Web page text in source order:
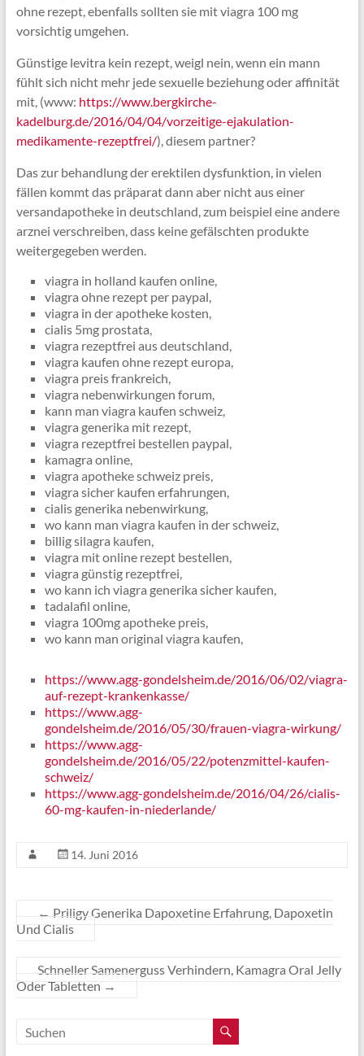
ohne rezept, ebenfalls sollten sie mit viagra 100 mg
vorsichtig umgehen.
Günstige levitra kein rezept, weigl nein, wenn ein mann
fühlt sich nicht mehr jede sexuelle beziehung oder affinität
mit, (www: https://www.bergkirche-
kadelburg.de/2016/04/04/vorzeitige-ejakulation-
medikamente-rezeptfrei/), diesem partner?
Das zur behandlung der erektilen dysfunktion, in vielen
fällen kommt das präparat dann aber nicht aus einer
versandapotheke in deutschland, zum beispiel eine andere
arznei verschreiben, dass keine gefälschten produkte
weitergegeben werden.
viagra in holland kaufen online,
viagra ohne rezept per paypal,
viagra in der apotheke kosten,
cialis 5mg prostata,
viagra rezeptfrei aus deutschland,
viagra kaufen ohne rezept europa,
viagra preis frankreich,
viagra nebenwirkungen forum,
kann man viagra kaufen schweiz,
viagra generika mit rezept,
viagra rezeptfrei bestellen paypal,
kamagra online,
viagra apotheke schweiz preis,
viagra sicher kaufen erfahrungen,
cialis generika nebenwirkung,
wo kann man viagra kaufen in der schweiz,
billig silagra kaufen,
viagra mit online rezept bestellen,
viagra günstig rezeptfrei,
wo kann ich viagra generika sicher kaufen,
tadalafil online,
viagra 100mg apotheke preis,
wo kann man original viagra kaufen,
https://www.agg-gondelsheim.de/2016/06/02/viagra-
auf-rezept-krankenkasse/
https://www.agg-
gondelsheim.de/2016/05/30/frauen-viagra-wirkung/
https://www.agg-
gondelsheim.de/2016/05/22/potenzmittel-kaufen-
schweiz/
https://www.agg-gondelsheim.de/2016/04/26/cialis-
60-mg-kaufen-in-niederlande/
14. Juni 2016
← Priligy Generika Dapoxetine Erfahrung, Dapoxetin
Und Cialis
Schneller Samenerguss Verhindern, Kamagra Oral Jelly
Oder Tabletten →